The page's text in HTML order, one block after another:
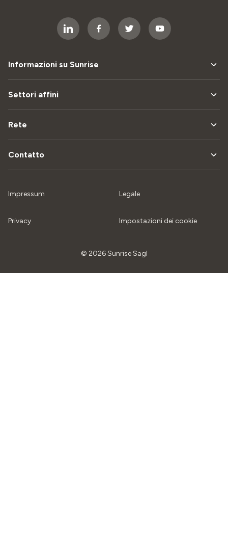
Informazioni su Sunrise
Settori affini
Rete
Contatto
© 2026 Sunrise Sagl
Impressum Legale
Privacy Impostazioni dei cookie